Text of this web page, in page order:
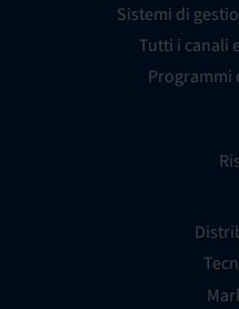
Sistemi di
Tutti i canali
Programmi